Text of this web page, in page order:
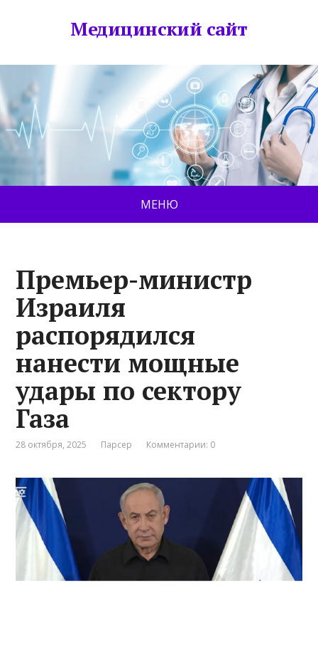
Медицинский сайт
МЕНЮ
Премьер-министр
Израиля
распорядился
нанести мощные
удары по сектору
Газа
28 октября, 2025 Парсер Комментарии: 0